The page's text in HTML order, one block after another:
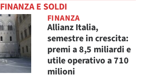
FINANZA E SOLDI
FINANZA
Allianz Italia,
semestre in crescita:
premi a 8,5 miliardi e
utile operativo a 710
milioni